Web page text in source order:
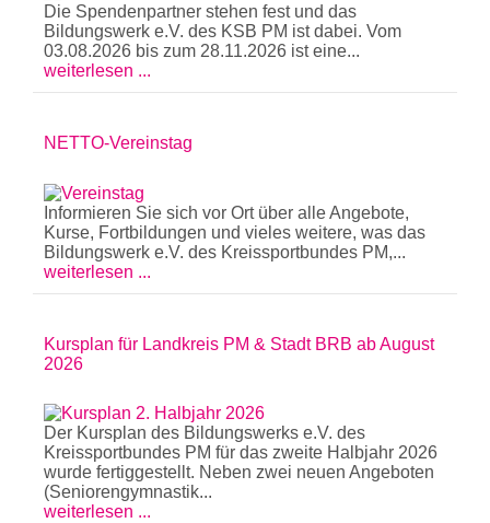
Die Spendenpartner stehen fest und das
Bildungswerk e.V. des KSB PM ist dabei. Vom
03.08.2026 bis zum 28.11.2026 ist eine...
weiterlesen ...
NETTO-Vereinstag
Informieren Sie sich vor Ort über alle Angebote,
Kurse, Fortbildungen und vieles weitere, was das
Bildungswerk e.V. des Kreissportbundes PM,...
weiterlesen ...
Kursplan für Landkreis PM & Stadt BRB ab August
2026
Der Kursplan des Bildungswerks e.V. des
Kreissportbundes PM für das zweite Halbjahr 2026
wurde fertiggestellt. Neben zwei neuen Angeboten
(Seniorengymnastik...
weiterlesen ...